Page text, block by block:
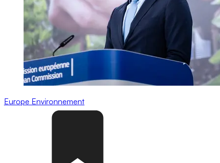
Europe Environnement